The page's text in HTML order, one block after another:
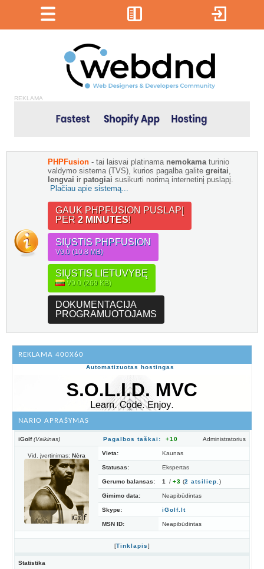
REKLAMA
PHPFusion - tai laisvai platinama nemokama turinio
valdymo sistema (TVS), kurios pagalba galite greitai
lengvai ir patogiai susikurti norimą internetinį puslapį.
Plačiau apie sistemą...
GAUK PHPFUSION PUSLAPĮ
PER 2 MINUTES!
SIŲSTIS PHPFUSION
V9.0 (10.8 MB)
SIŲSTIS LIETUVYBĘ
V9.0 (269 KB)
DOKUMENTACIJA
PROGRAMUOTOJAMS
REKLAMA 400X60
Automatizuotas hostingas
NARIO APRAŠYMAS
iGolf (Vaikinas) Pagalbos taškai: +10 Administratorius
Vid. įvertinimas: Nėra Vieta: Kaunas
Statusas: Ekspertas
Gerumo balansas: 1 / +3 (2 atsiliep. )
Gimimo data: Neapibūdintas
Skype: iGolf.lt
MSN ID: Neapibūdintas
[Tinklapis]
Statistika